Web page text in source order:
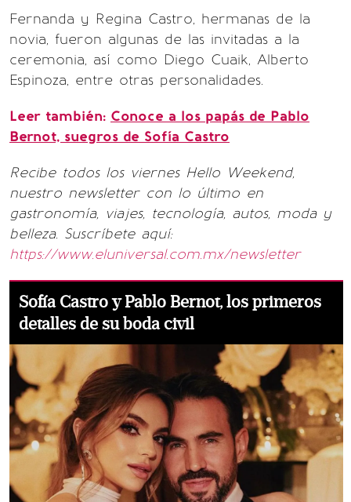
Fernanda y Regina Castro, hermanas de la
novia, fueron algunas de las invitadas a la
ceremonia, así como Diego Cuaik, Alberto
Espinoza, entre otras personalidades.
Leer también: Conoce a los papás de Pablo
Bernot, suegros de Sofía Castro
Recibe todos los viernes Hello Weekend,
nuestro newsletter con lo último en
gastronomía, viajes, tecnología, autos, moda y
belleza. Suscríbete aquí:
https://www.eluniversal.com.mx/newsletter
Sofía Castro y Pablo Bernot, los primeros
detalles de su boda civil